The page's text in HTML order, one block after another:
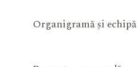
Organigramă și echipă